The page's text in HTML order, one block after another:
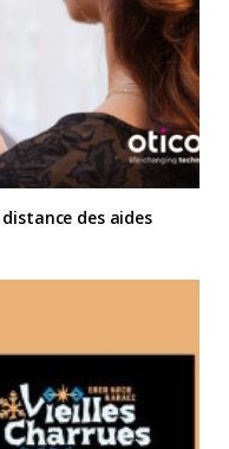
des aides